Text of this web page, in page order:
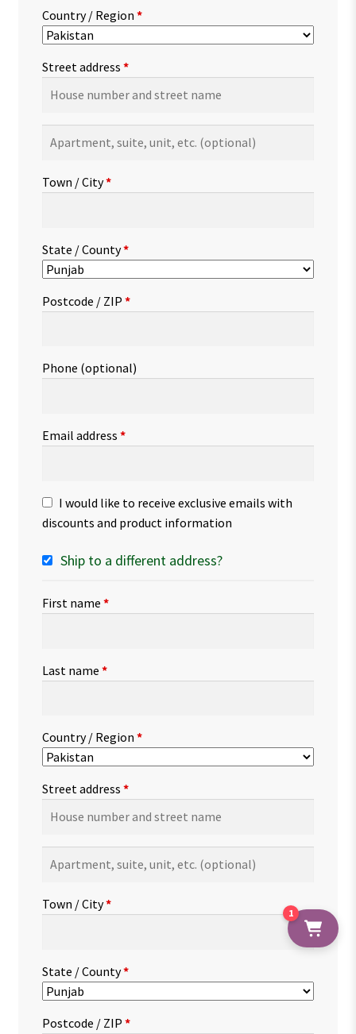
Country / Region *
Street address *
suite,
etc.(optional)
Town / City*
State / County*
Postcode / ZIP *
Phone (optional)
Email address *
I would like to receive exclusive emails with
discounts and product information
Ship to a different address?
First name *
Last name *
Country / Region *
Street address *
suite,
etc.(optional)
Town / City*
State / County*
Postcode / ZIP *
1